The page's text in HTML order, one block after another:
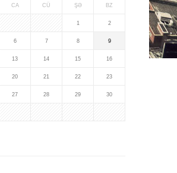
CA CÜ ŞƏ BZ
1 2
6 7 8 9
13 14 15 16
20 21 22 23
27 28 29 30